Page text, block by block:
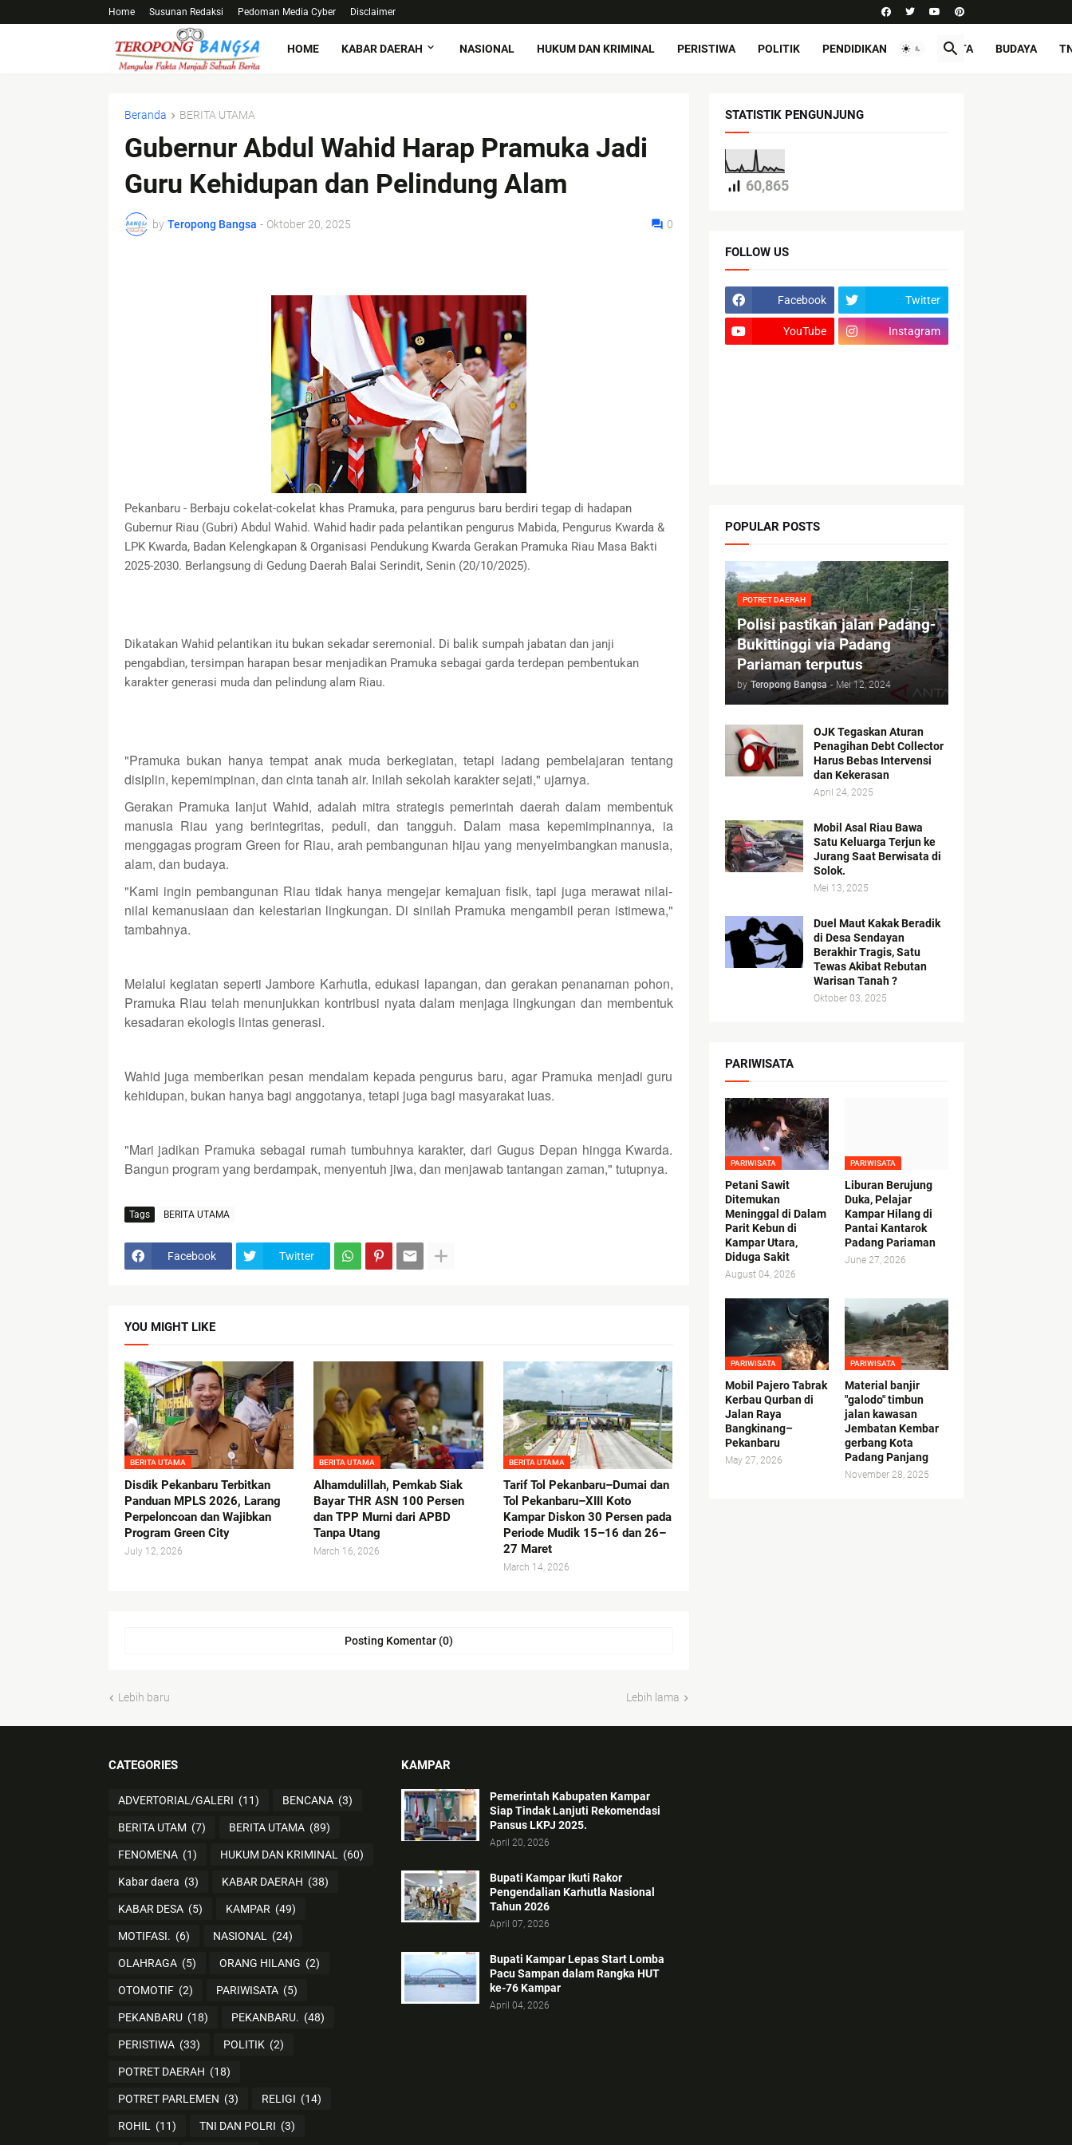
Home Susunan Redaksi Pedoman Media Cyber Disclaimer
HOME KABAR DAERAH NASIONAL HUKUM DAN KRIMINAL PERISTIWA POLITIK PENDIDIKAN PARIWISATA BUDAYA
Beranda BERITA UTAMA
Gubernur Abdul Wahid Harap Pramuka Jadi
Guru Kehidupan dan Pelindung Alam
by Teropong Bangsa - Oktober 20, 2025 0
Pekanbaru - Berbaju cokelat-cokelat khas Pramuka, para pengurus baru berdiri tegap di hadapan
Gubernur Riau (Gubri) Abdul Wahid. Wahid hadir pada pelantikan pengurus Mabida, Pengurus Kwarda &
LPK Kwarda, Badan Kelengkapan & Organisasi Pendukung Kwarda Gerakan Pramuka Riau Masa Bakti
2025-2030. Berlangsung di Gedung Daerah Balai Serindit, Senin (20/10/2025).
Dikatakan Wahid pelantikan itu bukan sekadar seremonial. Di balik sumpah jabatan dan janji
pengabdian, tersimpan harapan besar menjadikan Pramuka sebagai garda terdepan pembentukan
karakter generasi muda dan pelindung alam Riau.
"Pramuka bukan hanya tempat anak muda berkegiatan, tetapi ladang pembelajaran tentang
disiplin, kepemimpinan, dan cinta tanah air. Inilah sekolah karakter sejati," ujarnya.
Gerakan Pramuka lanjut Wahid, adalah mitra strategis pemerintah daerah dalam membentuk
manusia Riau yang berintegritas, peduli, dan tangguh. Dalam masa kepemimpinannya, ia
menggagas program Green for Riau, arah pembangunan hijau yang menyeimbangkan manusia,
alam, dan budaya.
"Kami ingin pembangunan Riau tidak hanya mengejar kemajuan fisik, tapi juga merawat nilai-
nilai kemanusiaan dan kelestarian lingkungan. Di sinilah Pramuka mengambil peran istimewa,"
tambahnya.
Melalui kegiatan seperti Jambore Karhutla, edukasi lapangan, dan gerakan penanaman pohon,
Pramuka Riau telah menunjukkan kontribusi nyata dalam menjaga lingkungan dan membentuk
kesadaran ekologis lintas generasi.
Wahid juga memberikan pesan mendalam kepada pengurus baru, agar Pramuka menjadi guru
kehidupan, bukan hanya bagi anggotanya, tetapi juga bagi masyarakat luas.
"Mari jadikan Pramuka sebagai rumah tumbuhnya karakter, dari Gugus Depan hingga Kwarda.
Bangun program yang berdampak, menyentuh jiwa, dan menjawab tantangan zaman," tutupnya.
Tags BERITA UTAMA
Facebook Twitter
YOU MIGHT LIKE
BERITA UTAMA
Disdik Pekanbaru Terbitkan
Panduan MPLS 2026, Larang
Perpeloncoan dan Wajibkan
Program Green City
July 12, 2026
BERITA UTAMA
Alhamdulillah, Pemkab Siak
Bayar THR ASN 100 Persen
dan TPP Murni dari APBD
Tanpa Utang
March 16, 2026
BERITA UTAMA
Tarif Tol Pekanbaru–Dumai dan
Tol Pekanbaru–XIII Koto
Kampar Diskon 30 Persen pada
Periode Mudik 15–16 dan 26–
27 Maret
March 14, 2026
Posting Komentar (0)
Lebih baru Lebih lama
STATISTIK PENGUNJUNG
60,865
FOLLOW US
Facebook Twitter
YouTube Instagram
POPULAR POSTS
POTRET DAERAH
Polisi pastikan jalan Padang-
Bukittinggi via Padang
Pariaman terputus
by Teropong Bangsa - Mei 12, 2024
OJK Tegaskan Aturan
Penagihan Debt Collector
Harus Bebas Intervensi
dan Kekerasan
April 24, 2025
Mobil Asal Riau Bawa
Satu Keluarga Terjun ke
Jurang Saat Berwisata di
Solok.
Mei 13, 2025
Duel Maut Kakak Beradik
di Desa Sendayan
Berakhir Tragis, Satu
Tewas Akibat Rebutan
Warisan Tanah ?
Oktober 03, 2025
PARIWISATA
PARIWISATA
Petani Sawit
Ditemukan
Meninggal di Dalam
Parit Kebun di
Kampar Utara,
Diduga Sakit
August 04, 2026
PARIWISATA
Liburan Berujung
Duka, Pelajar
Kampar Hilang di
Pantai Kantarok
Padang Pariaman
June 27, 2026
PARIWISATA
Mobil Pajero Tabrak
Kerbau Qurban di
Jalan Raya
Bangkinang–
Pekanbaru
May 27, 2026
PARIWISATA
Material banjir
"galodo" timbun
jalan kawasan
Jembatan Kembar
gerbang Kota
Padang Panjang
November 28, 2025
CATEGORIES
ADVERTORIAL/GALERI (11) BENCANA (3)
BERITA UTAM (7) BERITA UTAMA (89)
FENOMENA (1) HUKUM DAN KRIMINAL (60)
Kabar daera (3) KABAR DAERAH (38)
KABAR DESA (5) KAMPAR (49)
MOTIFASI. (6) NASIONAL (24)
OLAHRAGA (5) ORANG HILANG (2)
OTOMOTIF (2) PARIWISATA (5)
PEKANBARU (18) PEKANBARU. (48)
PERISTIWA (33) POLITIK (2)
POTRET DAERAH (18)
POTRET PARLEMEN (3) RELIGI (14)
ROHIL (11) TNI DAN POLRI (3)
KAMPAR
Pemerintah Kabupaten Kampar
Siap Tindak Lanjuti Rekomendasi
Pansus LKPJ 2025.
April 20, 2026
Bupati Kampar Ikuti Rakor
Pengendalian Karhutla Nasional
Tahun 2026
April 07, 2026
Bupati Kampar Lepas Start Lomba
Pacu Sampan dalam Rangka HUT
ke-76 Kampar
April 04, 2026